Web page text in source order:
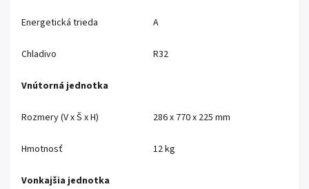
Energetická trieda A
Chladivo R32
Vnútorná jednotka
Rozmery (V x Š x H) 286 x 770 x 225 mm
Hmotnosť 12 kg
Vonkajšia jednotka